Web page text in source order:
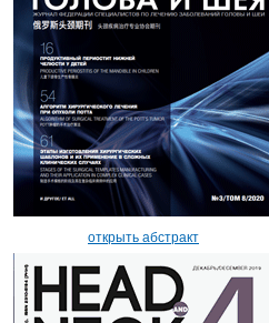
открыть абстракт